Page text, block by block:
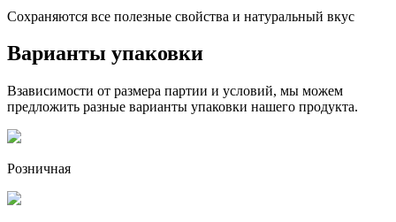
Сохраняются все полезные свойства и натуральный вкус
Варианты упаковки
Взависимости от размера партии и условий, мы можем
предложить разные варианты упаковки нашего продукта.
Розничная